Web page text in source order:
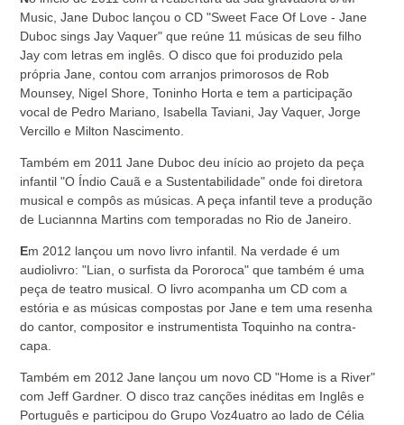
Music, Jane Duboc lançou o CD "Sweet Face Of Love - Jane
Duboc sings Jay Vaquer" que reúne 11 músicas de seu filho
Jay com letras em inglês. O disco que foi produzido pela
própria Jane, contou com arranjos primorosos de Rob
Mounsey, Nigel Shore, Toninho Horta e tem a participação
vocal de Pedro Mariano, Isabella Taviani, Jay Vaquer, Jorge
Vercillo e Milton Nascimento.
Também em 2011 Jane Duboc deu início ao projeto da peça
infantil "O Índio Cauã e a Sustentabilidade" onde foi diretora
musical e compôs as músicas. A peça infantil teve a produção
de Luciannna Martins com temporadas no Rio de Janeiro.
Em 2012 lançou um novo livro infantil. Na verdade é um
audiolivro: "Lian, o surfista da Pororoca" que também é uma
peça de teatro musical. O livro acompanha um CD com a
estória e as músicas compostas por Jane e tem uma resenha
do cantor, compositor e instrumentista Toquinho na contra-
capa.
Também em 2012 Jane lançou um novo CD "Home is a River"
com Jeff Gardner. O disco traz canções inéditas em Inglês e
Português e participou do Grupo Voz4uatro ao lado de Célia